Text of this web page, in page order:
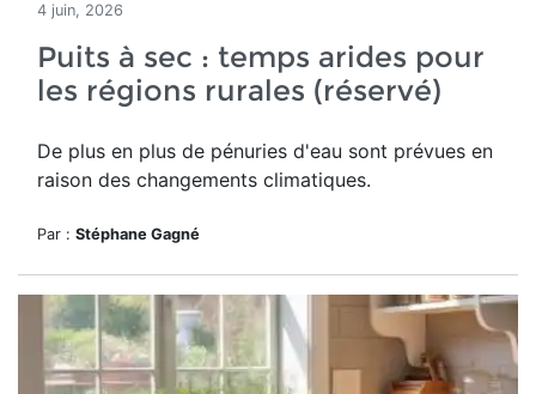
4 juin, 2026
Puits à sec : temps arides pour
les régions rurales (réservé)
De plus en plus de pénuries d'eau sont prévues en
raison des changements climatiques.
Par : Stéphane Gagné